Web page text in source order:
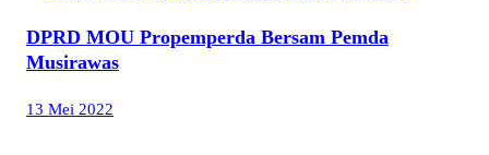
DPRD MOU Propemperda Bersam Pemda
Musirawas
13 Mei 2022